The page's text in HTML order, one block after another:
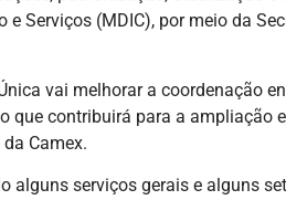
Serviços (MDIC), por meio da
vai melhorar a coordenação
que contribuirá para a ampliação
Camex.
alguns serviços gerais e alguns